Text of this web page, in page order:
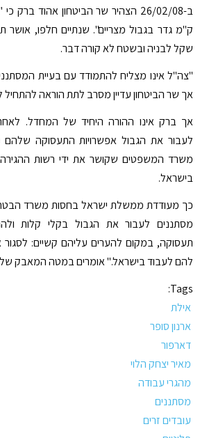
ב-26/02/08 הצהיר שר הביטחון אהוד ברק כי "בתוך שנתיים נקים
ק"מ
שקל לבניה ובשטח לא קורה דבר.
"צה"ל אינו מצליח להתמודד עם בעיית
אך שר הביטחון עדיין מסרב לתת הוראה להתחיל
אך ברק אינו ההורה היחיד של המחדל.
לעבור את הגבול אפשרויות התעסוקה שלהם
משרד המשפטים שקושר את ידי רשות
בישראל.
מסתננים לעבור את הגבול בקלי קלות
תעסוקה, במקום להערים עליהם קשיים:
להם לעבוד בישראל." אומרים במטה המאבק של
Tags:
אילת
ארנון סופר
דארפור
מאיר יצחק הלוי
מהגרי עבודה
מסתננים
עובדים זרים